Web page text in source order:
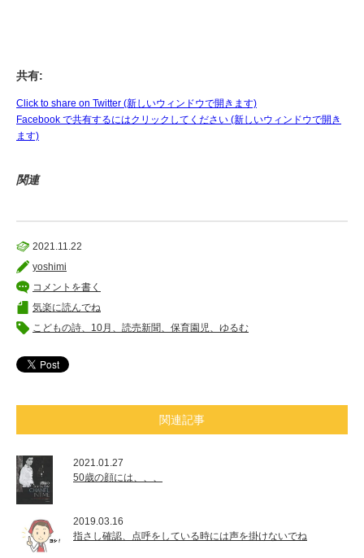
共有:
Click to share on Twitter (新しいウィンドウで開きます)
Facebook で共有するにはクリックしてください (新しいウィンドウで開き
ます)
関連
2021.11.22
yoshimi
コメントを書く
気楽に読んでね
こどもの詩、10月、読売新聞、保育園児、ゆるむ
関連記事
2021.01.27
50歳の顔には、、、
2019.03.16
指さし確認、点呼をしている時には声を掛けないでね